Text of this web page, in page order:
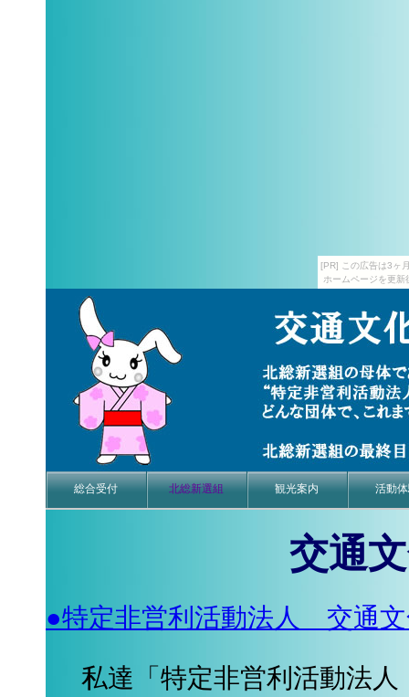
[PR] この広告は3ヶ
ホームページを更
総合受付 北総新選組 観光案内 活動
交通
●特定非営利活動法人 交通
私達「特定非営利活動法